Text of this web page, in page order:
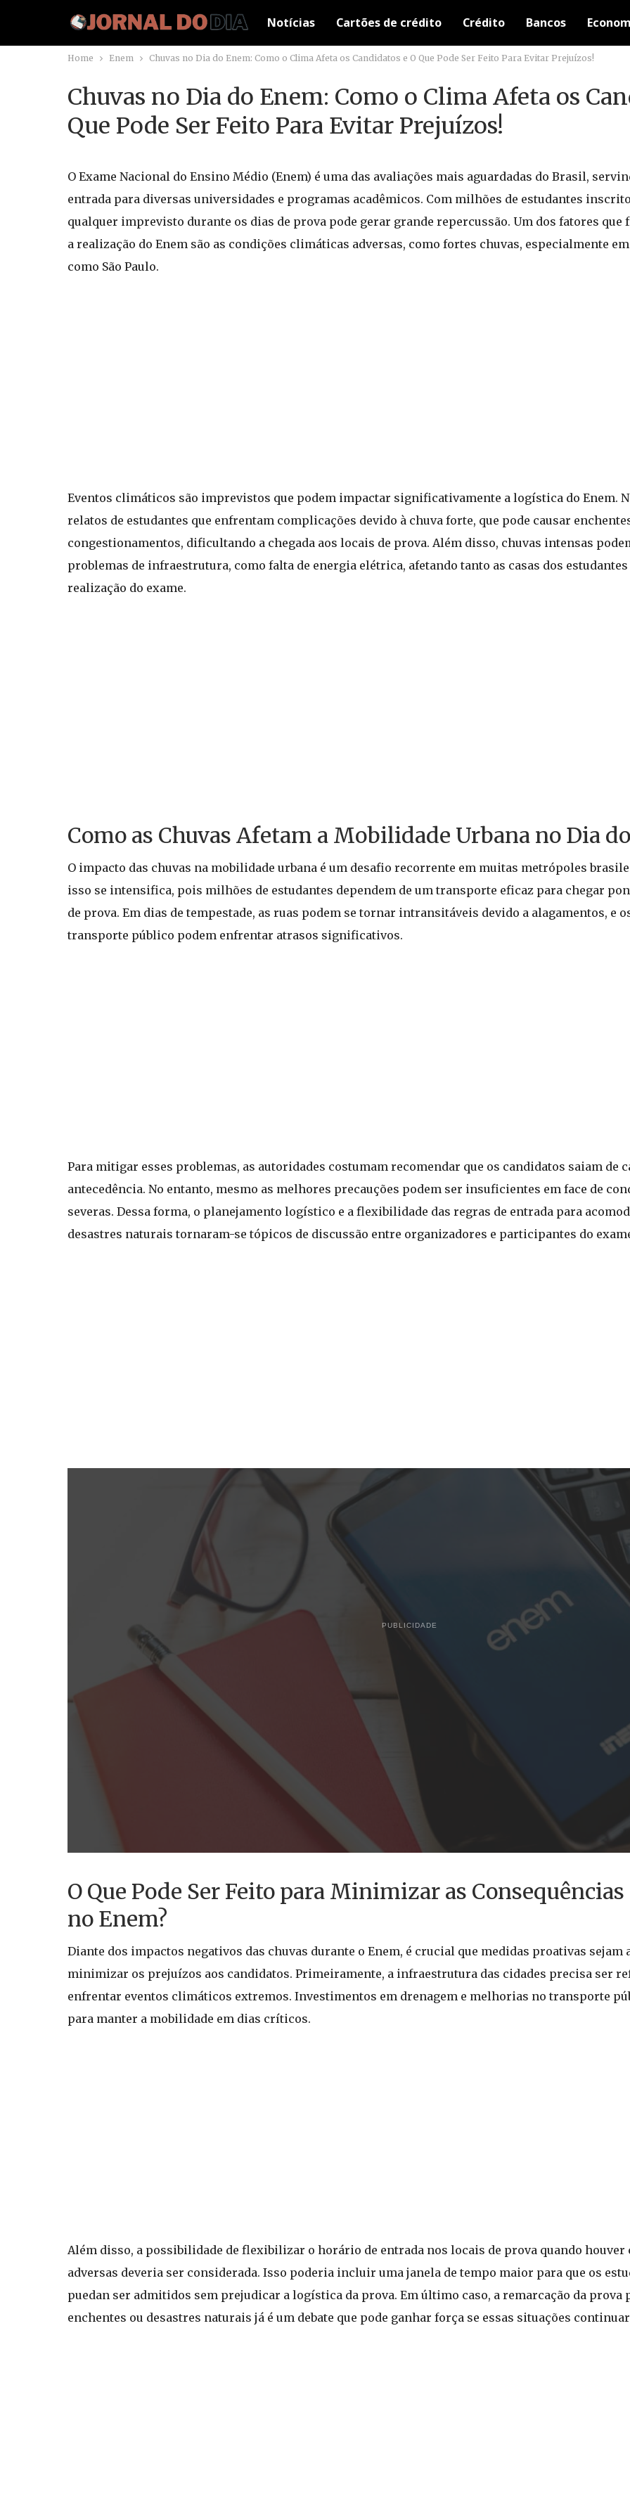
Notícias Cartões de crédito Crédito Bancos
Home Enem Chuvas no Dia do Enem: Como o Clima Afeta os Candidatos e O Que Pode Ser Feito Para Evitar Prejuízos!
Chuvas no Dia do Enem: Como o Clima Afeta os
Que Pode Ser Feito Para Evitar Prejuízos!
O Exame Nacional do Ensino Médio (Enem) é uma das avaliações mais aguardadas do Brasil,
entrada para diversas universidades e programas acadêmicos. Com milhões de estudantes
qualquer imprevisto durante os dias de prova pode gerar grande repercussão. Um dos fatores que
a realização do Enem são as condições climáticas adversas, como fortes chuvas, especialmente
como São Paulo.
Eventos climáticos são imprevistos que podem impactar significativamente a logística do Enem.
relatos de estudantes que enfrentam complicações devido à chuva forte, que pode causar
congestionamentos, dificultando a chegada aos locais de prova. Além disso, chuvas intensas
problemas de infraestrutura, como falta de energia elétrica, afetando tanto as casas dos
realização do exame.
Como as Chuvas Afetam a Mobilidade Urbana no Dia
O impacto das chuvas na mobilidade urbana é um desafio recorrente em muitas metrópoles
isso se intensifica, pois milhões de estudantes dependem de um transporte eficaz para chegar
de prova. Em dias de tempestade, as ruas podem se tornar intransitáveis devido a alagamentos, e
transporte público podem enfrentar atrasos significativos.
Para mitigar esses problemas, as autoridades costumam recomendar que os candidatos saiam de
antecedência. No entanto, mesmo as melhores precauções podem ser insuficientes em face de
severas. Dessa forma, o planejamento logístico e a flexibilidade das regras de entrada para
desastres naturais tornaram-se tópicos de discussão entre organizadores e participantes do
PUBLICIDADE
O Que Pode Ser Feito para Minimizar as Consequências
no Enem?
Diante dos impactos negativos das chuvas durante o Enem, é crucial que medidas proativas sejam
minimizar os prejuízos aos candidatos. Primeiramente, a infraestrutura das cidades precisa ser
enfrentar eventos climáticos extremos. Investimentos em drenagem e melhorias no transporte
para manter a mobilidade em dias críticos.
Além disso, a possibilidade de flexibilizar o horário de entrada nos locais de prova quando
adversas deveria ser considerada. Isso poderia incluir uma janela de tempo maior para que os
puedan ser admitidos sem prejudicar a logística da prova. Em último caso, a remarcação da prova
enchentes ou desastres naturais já é um debate que pode ganhar força se essas situações